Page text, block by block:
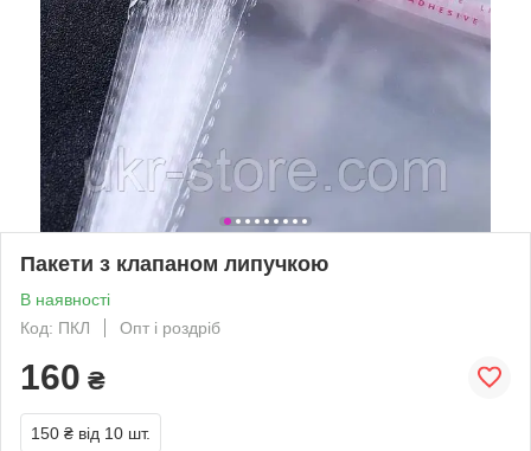
Пакети з клапаном липучкою
В наявності
Код: ПКЛ
Опт і роздріб
160 ₴
150 ₴ від 10 шт.